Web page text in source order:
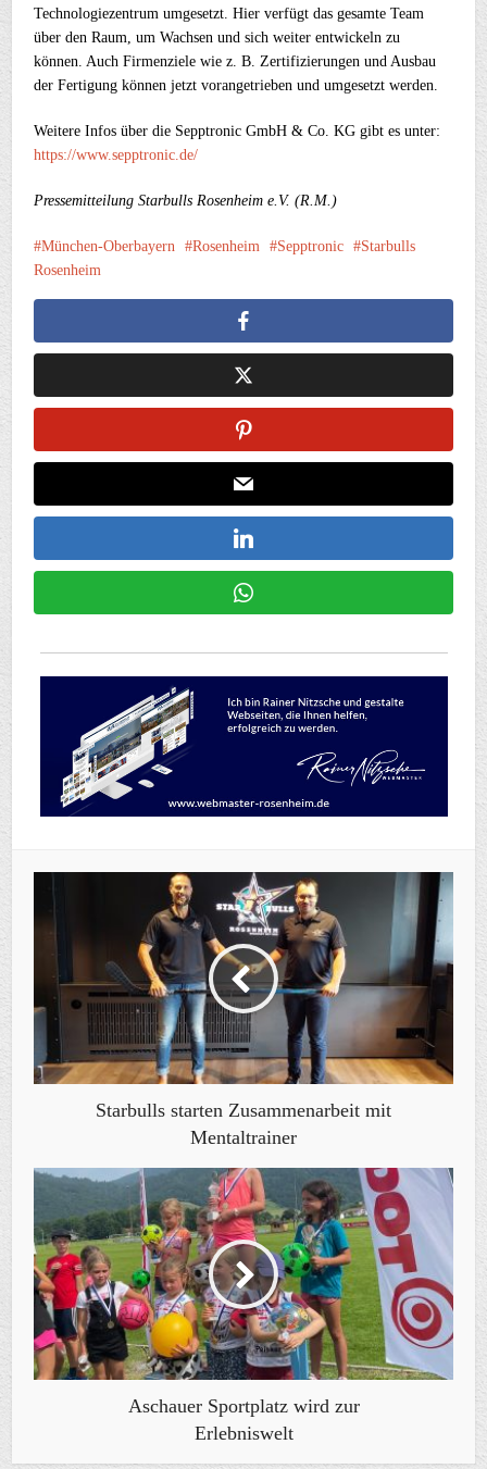
Technologiezentrum umgesetzt. Hier verfügt das gesamte Team
über den Raum, um Wachsen und sich weiter entwickeln zu
können. Auch Firmenziele wie z. B. Zertifizierungen und Ausbau
der Fertigung können jetzt vorangetrieben und umgesetzt werden.
Weitere Infos über die Sepptronic GmbH & Co. KG gibt es unter:
https://www.sepptronic.de/
Pressemitteilung Starbulls Rosenheim e.V.(R.M.)
München-Oberbayern Rosenheim Sepptronic
Starbulls
Rosenheim
Starbulls starten Zusammenarbeit mit
Mentaltrainer
Aschauer Sportplatz wird zur
Erlebniswelt